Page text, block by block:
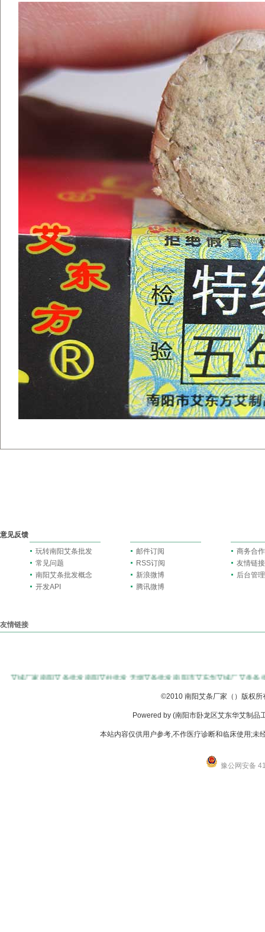
意见反馈
玩转南阳艾条批发
常见问题
南阳艾条批发概念
开发API
邮件订阅
RSS订阅
新浪微博
腾讯微博
商务合作
友情链接
后台管理
友情链接
艾绒厂家 南阳艾条批发 南阳艾柱批发 无烟艾条批发 南阳市艾东华艾绒厂 艾灸条
©2010 南阳艾条厂家（）版权
Powered by (南阳市卧龙区艾东华艾制
本站内容仅供用户参考,不作医疗诊断和临床使用;未
豫公网安备